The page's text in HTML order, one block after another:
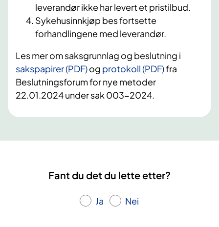
leverandør ikke har levert et pristilbud.
Sykehusinnkjøp bes fortsette
forhandlingene med leverandør.
Les mer om saksgrunnlag og beslutning i
sakspapirer (PDF)og protokoll (PDF)fra
Beslutningsforum for nye metoder
22.01.2024 under sak 003-2024.
Fant du det du lette etter?
Ja Nei